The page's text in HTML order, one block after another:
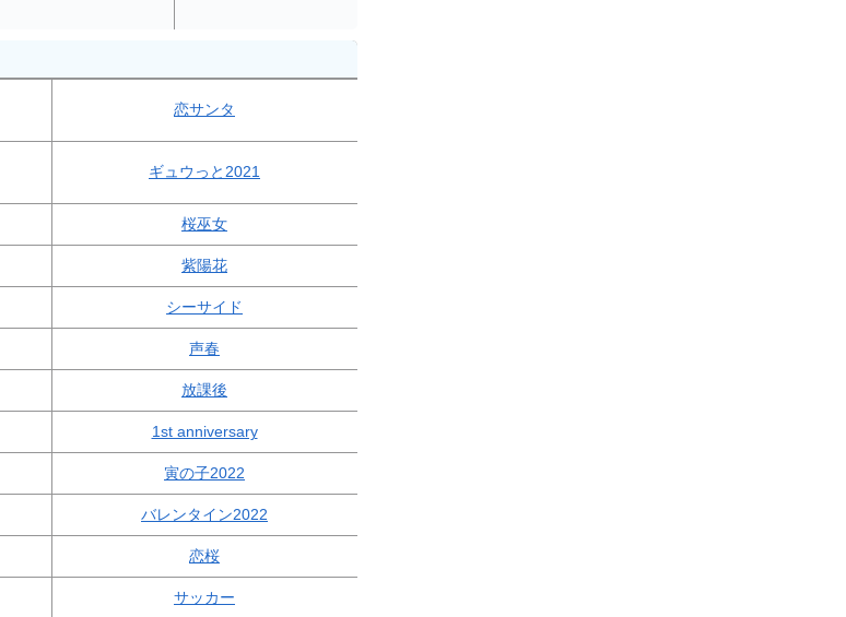
恋サンタ
ギュウっと2021
桜巫女
紫陽花
シーサイド
声春
放課後
1st anniversary
寅の子2022
バレンタイン2022
恋桜
サッカー